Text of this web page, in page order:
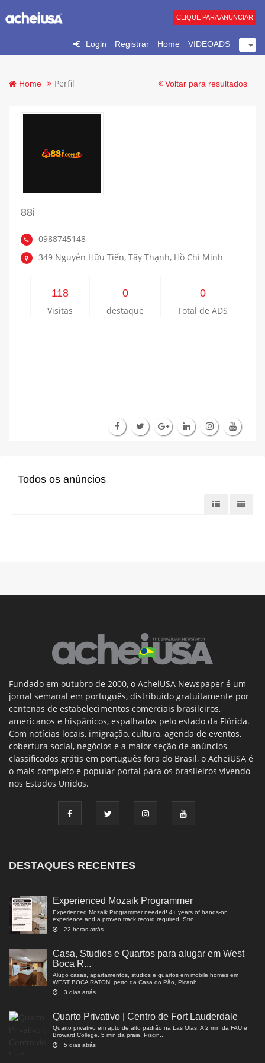
Login Registrar Home VIDEOADS
CLIQUE PARA ANUNCIAR
Home Perfil Voltar para resultados
88i
0988745148
349 Nguyễn Hữu Tiến, Tây Thạnh, Hồ Chí Minh
118
Visitas
0
destaque
0
Total de ADS
Todos os anúncios
Fundado em outubro de 2000, o AcheiUSA Newspaper é um
jornal semanal em português, distribuído gratuitamente por
centenas de estabelecimentos comerciais brasileiros,
americanos e hispânicos, espalhados pelo estado da Flórida.
Com notícias locais, imigração, cultura, agenda de eventos,
cobertura social, negócios e a maior seção de anúncios
classificados grátis em português fora do Brasil, o AcheiUSA é
o mais completo e popular portal para os brasileiros vivendo
nos Estados Unidos.
DESTAQUES RECENTES
Experienced Mozaik Programmer
Experienced Mozaik Programmer needed! 4+ years of hands-on
experience and a proven track record required. Stro...
22 horas atrás
Casa, Studios e Quartos para alugar em West
Boca R...
Alugo casas, apartamentos, studios e quartos em mobile homes em
WEST BOCA RATON, perto da Casa do Pão, Picanh...
3 dias atrás
Quarto Privativo | Centro de Fort Lauderdale
Quarto privativo em apto de alto padrão na Las Olas. A 2 min da FAU e
Broward College, 5 min da praia. Piscin...
5 dias atrás